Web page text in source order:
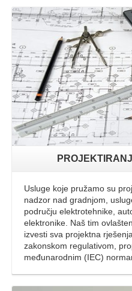
Usluge koje pružamo su
nadzor nad gradnjom,
području elektrotehnike,
elektronike. Naš tim
izvesti sva projektna
zakonskom regulativom,
međunarodnim (IEC)